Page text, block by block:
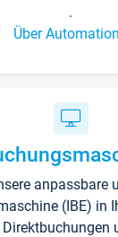
.
Über Automation
anpassbare
(IBE) in